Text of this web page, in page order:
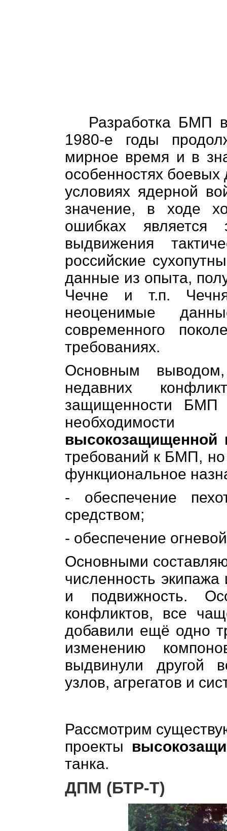
Разработка БМП
1980-е годы
мирное время и в
особенностях боевых
условиях ядерной
значение, в ходе
ошибках является
выдвижения
российские
данные из опыта,
Чечне и т.п.
неоценимые
современного
требованиях.
Основным
недавних
защищенности БМП
требований к БМП, но
функциональное
- обеспечение
средством;
- обеспечение
Основными
численность
и подвижность.
конфликтов, все
добавили ещё одно
изменению
выдвинули другой
узлов, агрегатов и
Рассмотрим
проекты
танка.
ДПМ (БТР-Т)